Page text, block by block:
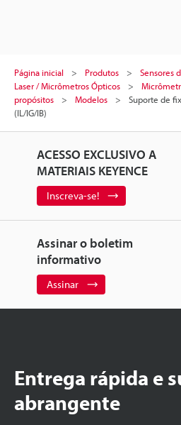
Página inicial Produtos Sensores
Laser / Micrômetros Ópticos
propósitos
Modelos
Suporte de
(IL/IG/IB)
ACESSO EXCLUSIVO A
MATERIAIS KEYENCE
Inscreva-se!
Assinar o boletim
informativo
Assinar
Entrega rápida e
abrangente